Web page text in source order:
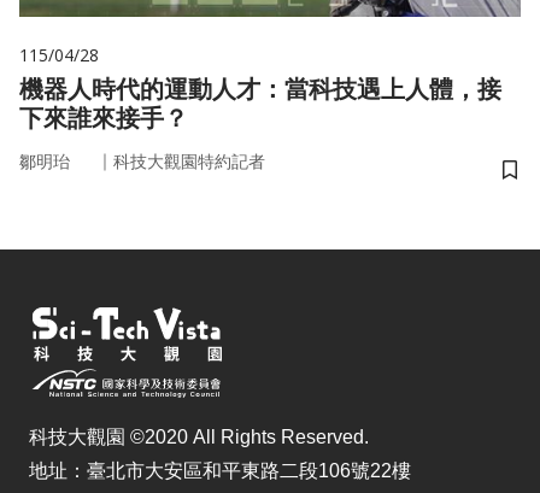
115/04/28
機器人時代的運動人才：當科技遇上人體，接
下來誰來接手？
鄒明珆 ｜ 科技大觀園特約記者
儲
科技大觀園 ©2020 All Rights Reserved.
地址：臺北市大安區和平東路二段106號22樓